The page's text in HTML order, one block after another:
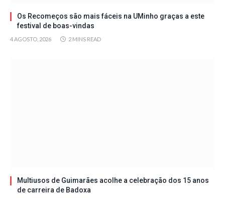
Os Recomeços são mais fáceis na UMinho graças a este
festival de boas-vindas
4 AGOSTO, 2026 2 MINS READ
Multiusos de Guimarães acolhe a celebração dos 15 anos
de carreira de Badoxa